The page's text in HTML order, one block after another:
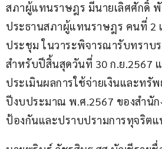
สภาผู้แทนราษฎร มีนายเลิศศักดิ์
ประธานสภาผู้แทนราษฎร คนที่ 2
ประชุม ในวาระพิจารณารับทราบร
สำหรับปีสิ้นสุดวันที่ 30 ก.ย.2567
ประเมินผลการใช้จ่ายเงินและทรั
ปีงบประมาณ พ.ศ.2567 ของสำนั
ป้องกันและปราบปรามการทุจริต